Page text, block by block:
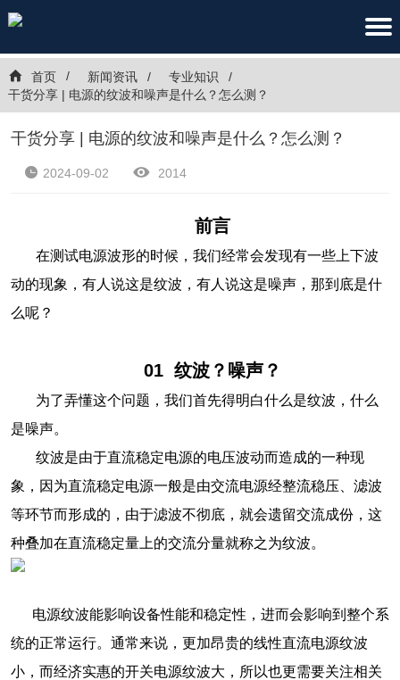
首页 新闻资讯
专业知识
干货分享 | 电源的纹波和噪声是什么？怎么测？
干货分享 | 电源的纹波和噪声是什么？怎么测？
2024-09-02 2014
前言
在测试电源波形的时候，我们经常会发现有一些上下波
动的现象，有人说这是纹波，有人说这是噪声，那到底是什
么呢？
01 纹波？噪声？
为了弄懂这个问题，我们首先得明白什么是纹波，什么
是噪声。
纹波是由于直流稳定电源的电压波动而造成的一种现
象，因为直流稳定电源一般是由交流电源经整流稳压、滤波
等环节而形成的，由于滤波不彻底，就会遗留交流成份，这
种叠加在直流稳定量上的交流分量就称之为纹波。
电源纹波能影响设备性能和稳定性，进而会影响到整个系
统的正常运行。通常来说，更加昂贵的线性直流电源纹波
小，而经济实惠的开关电源纹波大，所以也更需要关注相关